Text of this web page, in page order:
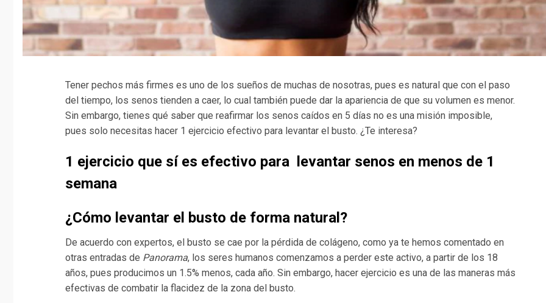
Tener pechos más firmes es uno de los sueños de muchas de nosotras, pues es natural que con el paso
del tiempo, los senos tienden a caer, lo cual también puede dar la apariencia de que su volumen es menor.
Sin embargo, tienes qué saber que reafirmar los senos caídos en 5 días no es una misión imposible,
pues solo necesitas hacer 1 ejercicio efectivo para levantar el busto. ¿Te interesa?
1 ejercicio que sí es efectivo para levantar senos en menos de 1
semana
¿Cómo levantar el busto de forma natural?
De acuerdo con expertos, el busto se cae por la pérdida de colágeno, como ya te hemos comentado en
otras entradas de Panorama, los seres humanos comenzamos a perder este activo, a partir de los 18
años, pues producimos un 1.5% menos, cada año. Sin embargo, hacer ejercicio es una de las maneras más
efectivas de combatir la flacidez de la zona del busto.